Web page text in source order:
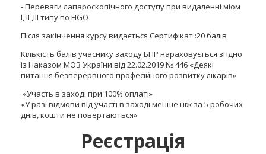
- Переваги лапароскопічного доступу при видаленні міом
І, ІІ ,ІІІ типу по FIGO
Після закінчення курсу видається Сертифікат :20 балів
Кількість балів учаснику заходу БПР нараховується згідно
із Наказом МОЗ України від 22.02.2019 № 446 «Деякі
питання безперервного професійного розвитку лікарів»
«Участь в заході при 100% оплаті»
«У разі відмови від участі в заході менше ніж за 5 робочих
днів, кошти не повертаються»
Реєстрація